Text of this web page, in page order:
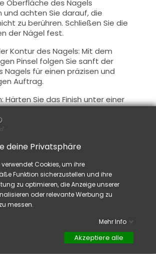
Oberfläche des Nagels
und achten Sie darauf, die
zu berühren. Schließen Sie die
der Nägel fest.
Kontur des Nagels: Mit dem
Pinsel folgen Sie sanft der
Nagels für einen präzisen und
Auftrag.
Härten Sie das Finish unter einer
LED-Lampe aus, um eine
zu gewährleisten.
hinterlässt keine
abkühlen, bevor Sie Ihr
auftragen.
deine Privatsphäre
verwendet Cookies, um ihre
Funktion sicherzustellen und ihre
zu optimieren, die Anzeige unserer
oder relevante Werbung zu
messen.
Mehr Info
Akzeptiere alle